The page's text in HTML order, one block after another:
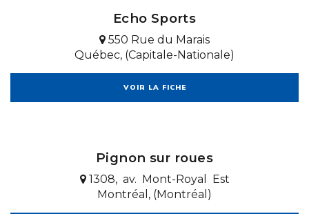
Echo Sports
550 Rue du Marais
Québec, (Capitale-Nationale)
VOIR LA FICHE
Pignon sur roues
1308, av. Mont-Royal Est
Montréal, (Montréal)